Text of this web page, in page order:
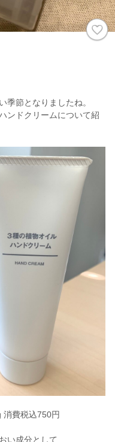
季節となりましたね。
ンドクリームについて紹
消費税込750円
い成分として